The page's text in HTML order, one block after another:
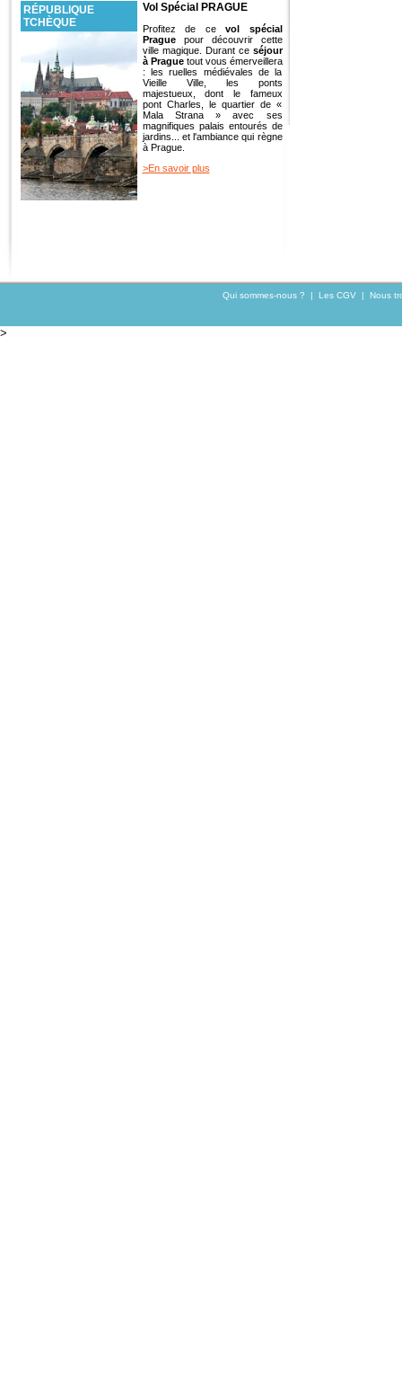
RÉPUBLIQUE
TCHÈQUE
Vol Spécial PRAGUE
Profitez de ce vol spécial
Prague pour découvrir cette
ville magique. Durant ce séjour
à Prague tout vous émerveillera
: les ruelles médiévales de la
Vieille Ville, les ponts
majestueux, dont le fameux
pont Charles, le quartier de «
Mala Strana » avec ses
magnifiques palais entourés de
jardins... et l'ambiance qui règne
à Prague.
>En savoir plus
Qui sommes-nous ? | Les CGV | Nous
>